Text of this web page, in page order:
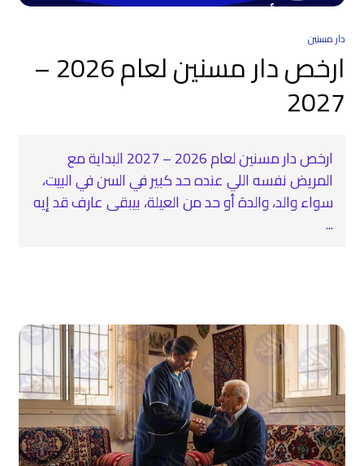
دار مسنين
ارخص دار مسنين لعام 2026 –
2027
ارخص دار مسنين لعام 2026 – 2027 البداية مع
المريض نفسه اللي عنده حد كبير في السن في البيت،
سواء والد، والدة أو حد من العيلة، بيبقى عارف قد إيه
...